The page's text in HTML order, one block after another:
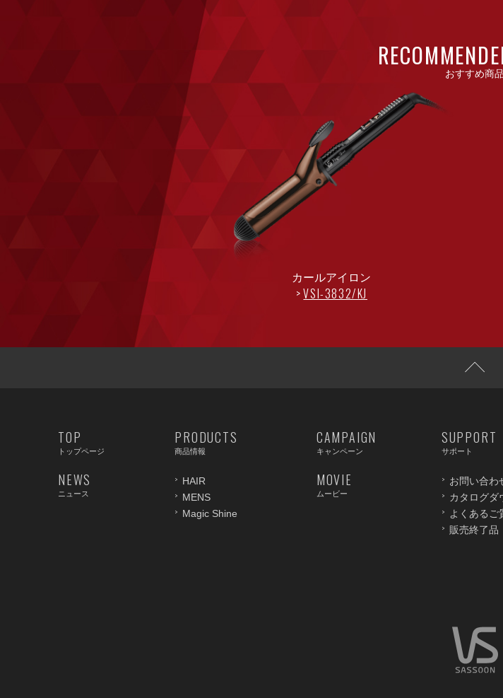
おすすめ商品
カールアイロン
VSI-3832/KJ
TOP
トップページ
NEWS
ニュース
PRODUCTS
商品情報
HAIR
MENS
Magic Shine
CAMPAIGN
キャンペーン
MOVIE
ムービー
SUPPORT
サポート
お問い合わ
カタログダ
よくあるご
販売終了品